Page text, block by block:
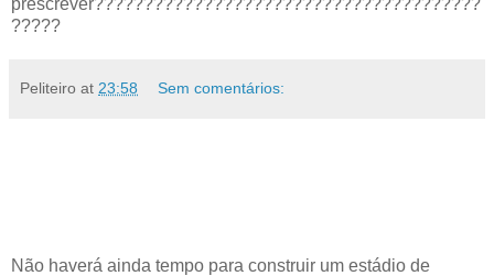
prescrever???????????????????????????????????????
?????
Peliteiro at 23:58 Sem comentários:
Não haverá ainda tempo para construir um estádio de